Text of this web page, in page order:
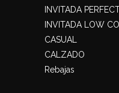
INVITADA
INVITADA LOW
CASUAL
CALZADO
Rebajas